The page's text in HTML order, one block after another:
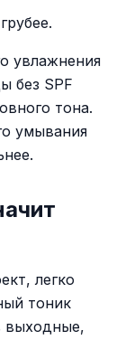
увлажнения
без SPF
тона.
умывания
легко
тоник
выходные,